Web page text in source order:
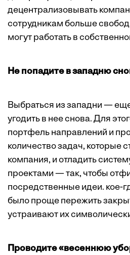
децентрализовывать
сотрудникам больше
могут работать в
Не попадите в западню
Выбраться из западни —
угодить в нее снова. Для
портфель направлений и
количество задач, которые
компания, и отладить
проектами — так, чтобы
посредственные идеи. кое-
было проще пережить
устраивают их
Проводите «весеннюю